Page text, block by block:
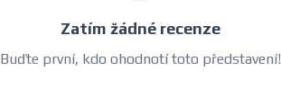
Zatím žádné recenze
Buďte první, kdo ohodnotí toto představení!